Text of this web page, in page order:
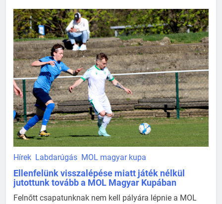
Hírek Labdarúgás MOL magyar kupa
Ellenfelünk visszalépése miatt játék nélkül
jutottunk tovább a MOL Magyar Kupában
Felnőtt csapatunknak nem kell pályára lépnie a MOL